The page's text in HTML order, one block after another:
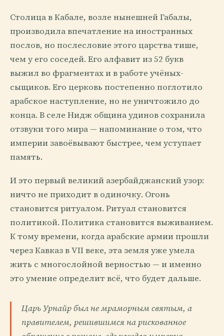
Столица в Кабале, возле нынешней Габалы,
производила впечатление на иностранных
послов, но послесловие этого царства тише,
чем у его соседей. Его алфавит из 52 букв
выжил во фрагментах и в работе учёных-
сыщиков. Его церковь постепенно поглотило
арабское наступление, но не уничтожило до
конца. В селе Нидж община удинов сохранила
отзвуки того мира — напоминание о том, что
империи завоёвывают быстрее, чем уступает
память.
И это первый великий азербайджанский узор:
ничто не приходит в одиночку. Огонь
становится ритуалом. Ритуал становится
политикой. Политика становится выживанием.
К тому времени, когда арабские армии прошли
через Кавказ в VII веке, эта земля уже умела
жить с многослойной верностью — и именно
это умение определит всё, что будет дальше.
Царь Урнайр был не мраморным святым, а
правителем, решившимся на рискованное